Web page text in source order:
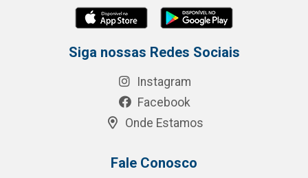
Siga nossas Redes Sociais
Instagram
Facebook
Onde Estamos
Fale Conosco